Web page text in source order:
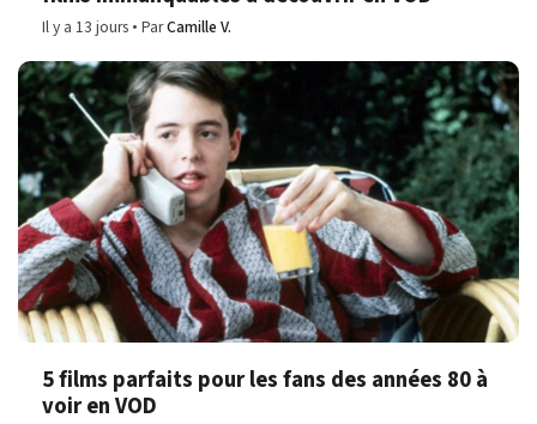
Il y a 13 jours ParCamille V.
5 films parfaits pour les fans des années 80 à
voir en VOD